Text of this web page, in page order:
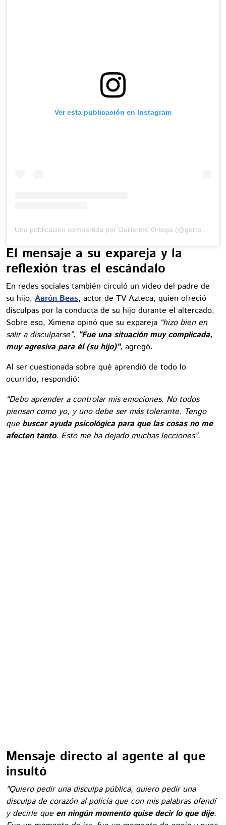
Ver esta publicación en Instagram
El mensaje a su expareja y la
reflexión tras el escándalo
En redes sociales también circuló un video del padre de
su hijo, Aarón Beas, actor de TV Azteca, quien ofreció
disculpas por la conducta de su hijo durante el altercado.
Sobre eso, Ximena opinó que su expareja “hizo bien en
salir a disculparse”. “Fue una situación muy complicada,
muy agresiva para él (su hijo)”, agregó.
Al ser cuestionada sobre qué aprendió de todo lo
ocurrido, respondió:
“Debo aprender a controlar mis emociones. No todos
piensan como yo, y uno debe ser más tolerante. Tengo
que buscar ayuda psicológica para que las cosas no me
afecten tanto. Esto me ha dejado muchas lecciones”.
Mensaje directo al agente al que
insultó
"Quiero pedir una disculpa pública, quiero pedir una
disculpa de corazón al policía que con mis palabras ofendí
y decirle que en ningún momento quise decir lo que dije.